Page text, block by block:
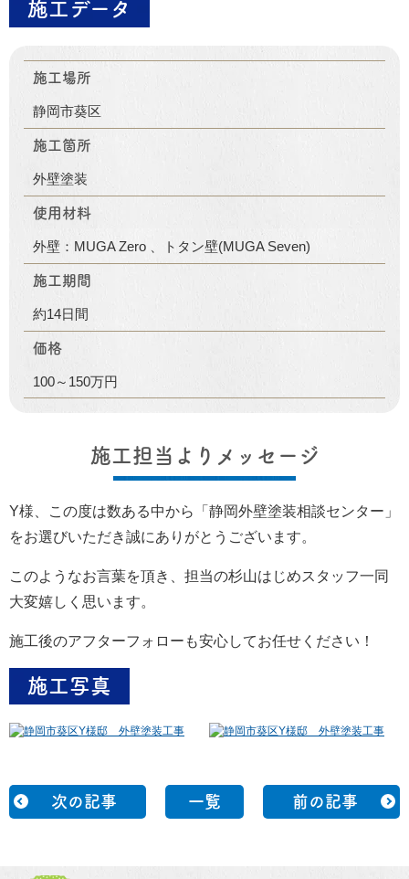
施工データ
施工場所
静岡市葵区
施工箇所
外壁塗装
使用材料
外壁：MUGA Zero 、トタン壁(MUGA Seven)
施工期間
約14日間
価格
100～150万円
施工担当よりメッセージ
Y様、この度は数ある中から「静岡外壁塗装相談センター」
をお選びいただき誠にありがとうございます。
このようなお言葉を頂き、担当の杉山はじめスタッフ一同
大変嬉しく思います。
施工後のアフターフォローも安心してお任せください！
施工写真
次の記事 一覧 前の記事